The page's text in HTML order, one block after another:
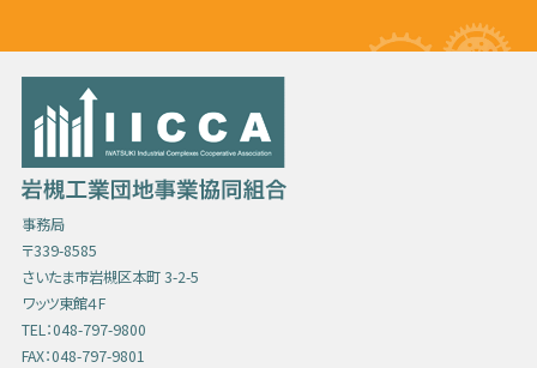
事務局
〒339-8585
さいたま市岩槻区本町 3-2-5
ワッツ東館４F
TEL：048-797-9800
FAX：048-797-9801